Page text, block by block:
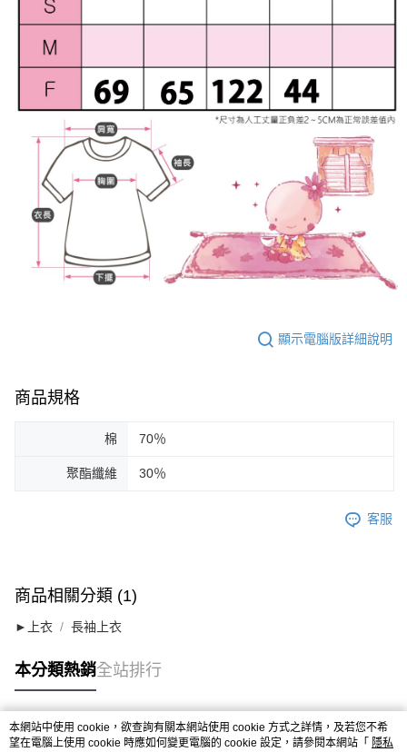
顯示電腦版詳細說明
商品規格
棉 70％
聚酯纖維 30％
客服
商品相關分類 (1)
►上衣 長袖上衣
本分類熱銷全站排行
熱門標籤
本網站中使用 cookie，欲查詢有關本網站使用 cookie 方式之詳情，及若您不希
望在電腦上使用 cookie 時應如何變更電腦的 cookie 設定，請參閱本網站「 隱私